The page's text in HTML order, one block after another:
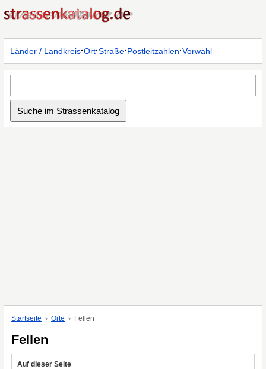
Länder / Landkreis·Ort·Straße·Postleitzahlen·Vorwahl
Startseite Orte Fellen
Fellen
Auf dieser Seite